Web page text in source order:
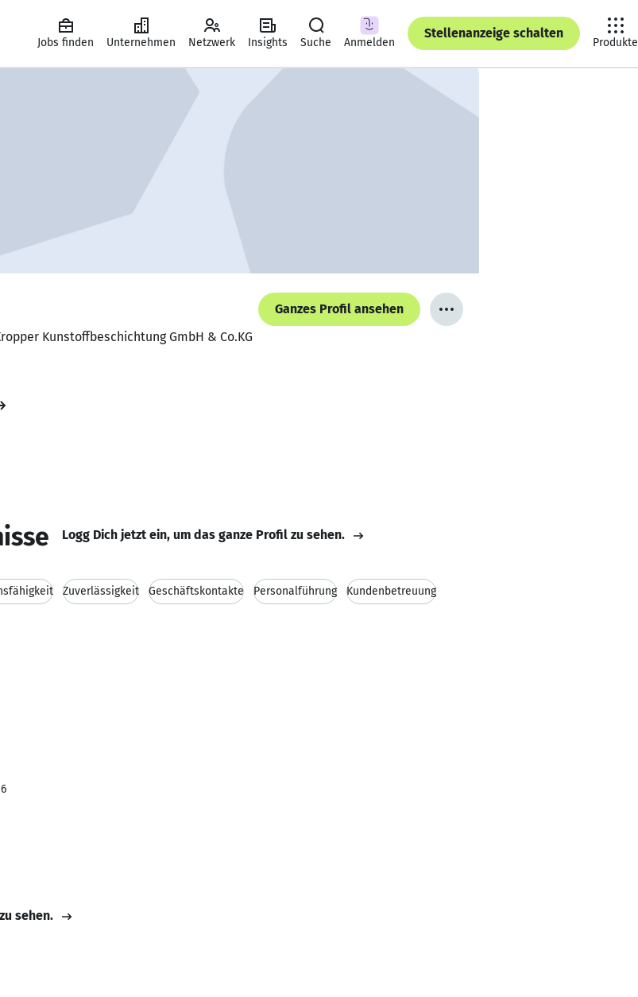
Jobs finden Unternehmen Netzwerk Insights Suche Anmelden
Stellenanzeige schalten
Produkte
Ganzes Profil ansehen
Kunstoffbeschichtung GmbH & Co.KG
Logg Dich jetzt ein, um das ganze Profil zu sehen.
Zuverlässigkeit Geschäftskontakte Personalführung Kundenbetreuung
sehen.